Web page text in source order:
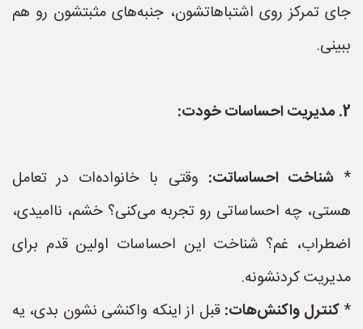
جای تمرکز روی اشتباهاتشون، جنبه‌های مثبتشون رو هم
ببینی.
2. مدیریت احساسات خودت:
*شناخت احساساتت: وقتی با خانواده‌ات در تعامل
هستی، چه احساساتی رو تجربه می‌کنی؟ خشم، ناامیدی،
اضطراب، غم؟ شناخت این احساسات اولین قدم برای
مدیریت کردنشونه.
*کنترل واکنش‌هات: قبل از اینکه واکنشی نشون بدی، یه